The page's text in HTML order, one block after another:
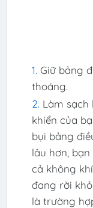
Giữ bảng
thoáng.
Làm sạch
khiển của
bụi bảng
lâu hơn,
cả không
đang rời
là trường